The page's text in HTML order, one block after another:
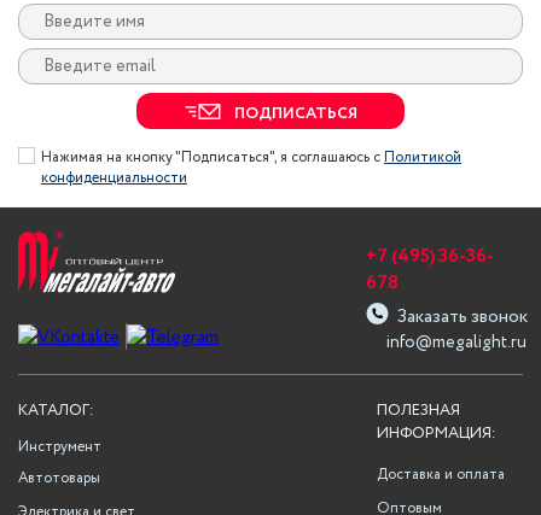
ПОДПИСАТЬСЯ
Нажимая на кнопку "Подписаться", я соглашаюсь сПолитикой
конфиденциальности
info@megalight.ru
+7 (495) 36-36-
678
Заказать звонок
ПОЛЕЗНАЯ
ИНФОРМАЦИЯ:
Доставка и оплата
Оптовым
КАТАЛОГ:
Инструмент
Автотовары